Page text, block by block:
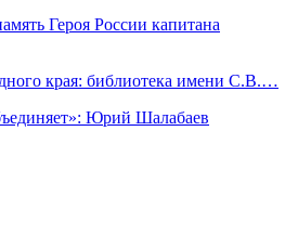
Героя России капитана
края: библиотека имени С.В.…
Юрий Шалабаев